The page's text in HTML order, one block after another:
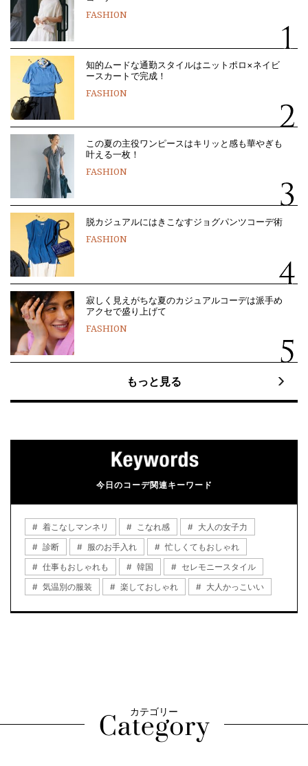
FASHION
知的ムードな通勤スタイルはニットポロ×ネイビ
ースカートで完成！
FASHION
この夏の主役ワンピースはキリッと感も華やぎも
叶える一枚！
FASHION
脱カジュアルにはきこなすジョグパンツコーデ術
FASHION
寂しく見えがちな夏のカジュアルコーデは派手め
アクセで盛り上げて
FASHION
もっと見る
今日のコーデ関連キーワード
着こなしマンネリ こなれ感
大人の女子力
診断
服のお手入れ
忙しくてもおしゃれ
仕事もおしゃれも
韓国
セレモニースタイル
気温別の服装
楽しておしゃれ 大人かっこいい
カテゴリー